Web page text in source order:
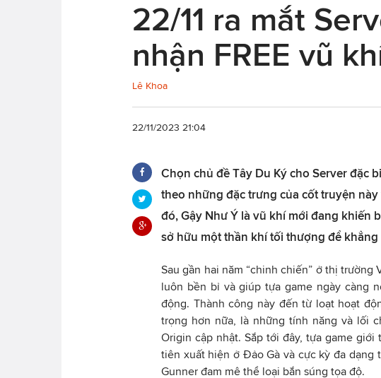
22/11 ra mắt
nhận FREE vũ
Lê Khoa
22/11/2023 21:04
Chọn chủ đề Tây Du Ký cho Server đặc
theo những đặc trưng của cốt truyện
đó, Gậy Như Ý là vũ khí mới đang khiến
sở hữu một thần khí tối thượng để
Sau gần hai năm “chinh chiến” ở thị
luôn bền bỉ và giúp tựa game ngày càng
động. Thành công này đến từ loạt hoạt
trọng hơn nữa, là những tính năng và lối
Origin cập nhật. Sắp tới đây, tựa game
tiên xuất hiện ở Đảo Gà và cực kỳ đa
Gunner đam mê thể loại bắn súng tọa độ.